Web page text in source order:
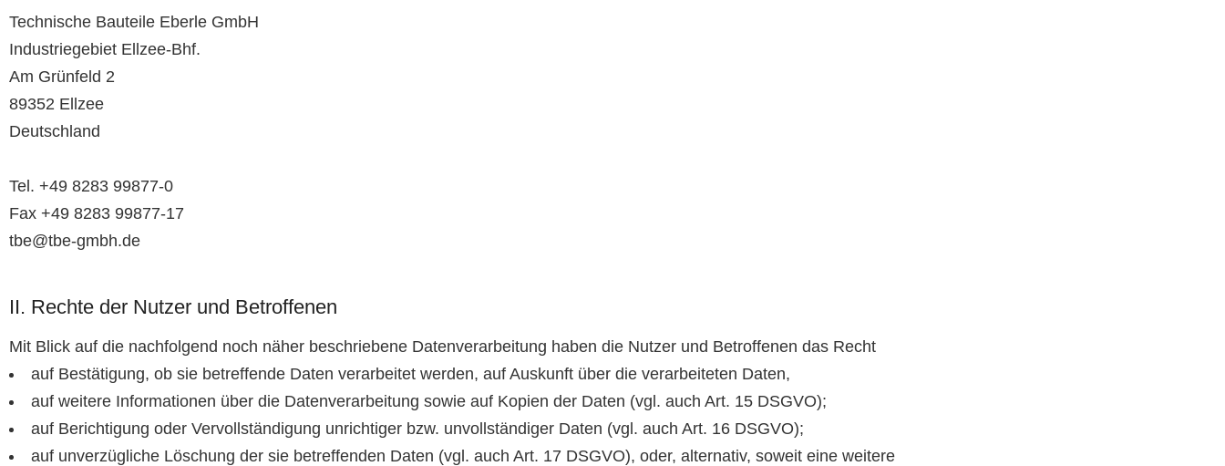
Technische Bauteile Eberle GmbH
Industriegebiet Ellzee-Bhf.
Am Grünfeld 2
89352 Ellzee
Deutschland
Tel. +49 8283 99877-0
Fax +49 8283 99877-17
tbe@tbe-gmbh.de
II. Rechte der Nutzer und Betroffenen
Mit Blick auf die nachfolgend noch näher beschriebene Datenverarbeitung haben die Nutzer und Betroffenen das Recht
auf Bestätigung, ob sie betreffende Daten verarbeitet werden, auf Auskunft über die verarbeiteten Daten,
auf weitere Informationen über die Datenverarbeitung sowie auf Kopien der Daten (vgl. auch Art. 15 DSGVO);
auf Berichtigung oder Vervollständigung unrichtiger bzw. unvollständiger Daten (vgl. auch Art. 16 DSGVO);
auf unverzügliche Löschung der sie betreffenden Daten (vgl. auch Art. 17 DSGVO), oder, alternativ, soweit eine weitere